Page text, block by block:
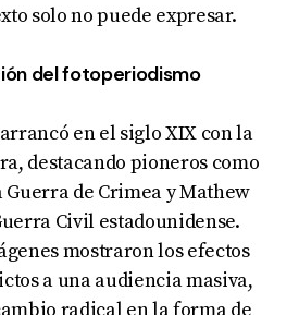
solo no puede expresar.
del fotoperiodismo
en el siglo XIX con la
destacando pioneros como
Guerra de Crimea y Mathew
Civil estadounidense.
mostraron los efectos
a una audiencia masiva,
radical en la forma de